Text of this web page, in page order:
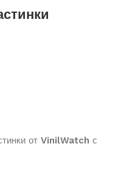
от VinilWatch с